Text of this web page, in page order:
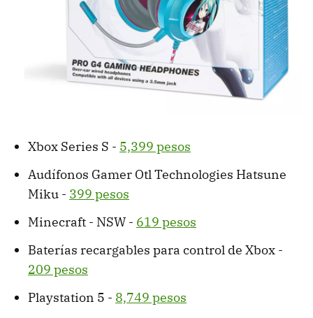
Xbox Series S - 5,399 pesos
Audífonos Gamer Otl Technologies Hatsune
Miku - 399 pesos
Minecraft - NSW - 619 pesos
Baterías recargables para control de Xbox -
209 pesos
Playstation 5 - 8,749 pesos